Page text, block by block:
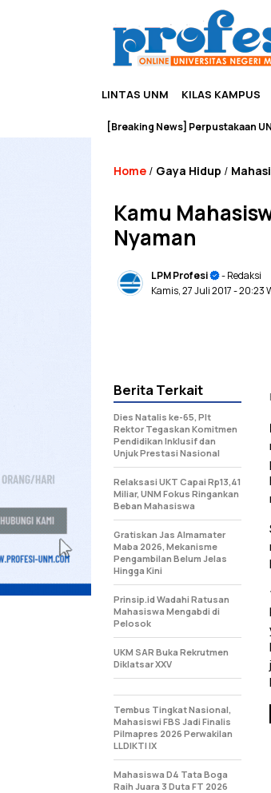
LINTAS UNM KILAS KAMPUS
[Breaking News] Perpustakaan UNM
Home / Gaya Hidup /
Kamu
Nyaman
LPM Profesi
- Redaksi
Kamis, 27 Juli 2017- 20:23
Berita Terkait
Dies Natalis ke-65, Plt
Rektor Tegaskan Komitmen
Pendidikan Inklusif dan
Unjuk Prestasi Nasional
Relaksasi UKT Capai Rp13,41
Miliar, UNM Fokus Ringankan
Beban Mahasiswa
Gratiskan Jas Almamater
Maba 2026, Mekanisme
Pengambilan Belum Jelas
Hingga Kini
Prinsip.id Wadahi Ratusan
Mahasiswa Mengabdi di
Pelosok
UKM SAR Buka Rekrutmen
Diklatsar XXV
Tembus Tingkat Nasional,
Mahasiswi FBS Jadi Finalis
Pilmapres 2026 Perwakilan
LLDIKTI IX
Mahasiswa D4 Tata Boga
Raih Juara 3 Duta FT 2026